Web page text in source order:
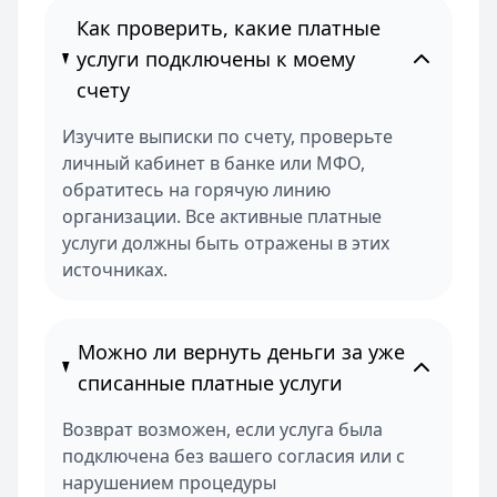
Как проверить, какие платные
услуги подключены к моему
счету
Изучите выписки по счету, проверьте
личный кабинет в банке или МФО,
обратитесь на горячую линию
организации. Все активные платные
услуги должны быть отражены в этих
источниках.
Можно ли вернуть деньги за уже
списанные платные услуги
Возврат возможен, если услуга была
подключена без вашего согласия или с
нарушением процедуры